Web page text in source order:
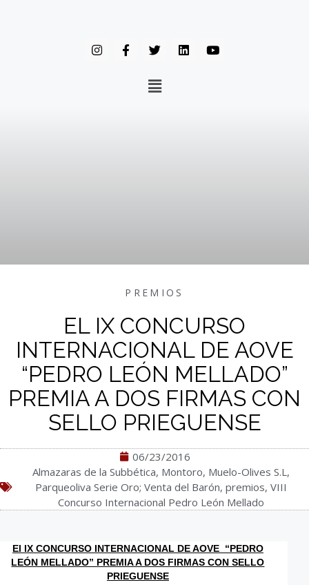
PREMIOS
EL IX CONCURSO
INTERNACIONAL DE AOVE
“PEDRO LEÓN MELLADO”
PREMIA A DOS FIRMAS CON
SELLO PRIEGUENSE
06/23/2016
Almazaras de la Subbética, Montoro, Muelo-Olives S.L,
Parqueoliva Serie Oro; Venta del Barón, premios, VIII
Concurso Internacional Pedro León Mellado
El IX CONCURSO INTERNACIONAL DE AOVE “PEDRO
LEÓN MELLADO” PREMIA A DOS FIRMAS CON SELLO
PRIEGUENSE